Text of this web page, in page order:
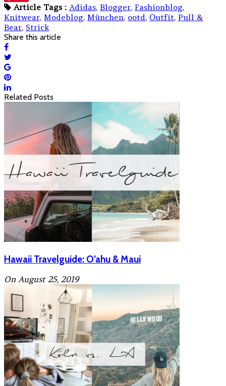
Article Tags : Adidas, Blogger, Fashionblog,
Knitwear, Modeblog, München, ootd, Outfit, Pull &
Bear, Strick
Share this article
Related Posts
Hawaii Travelguide: O’ahu & Maui
On August 25, 2019